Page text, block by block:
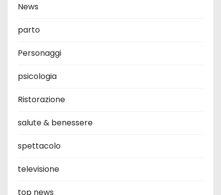
News
parto
Personaggi
psicologia
Ristorazione
salute & benessere
spettacolo
televisione
top news